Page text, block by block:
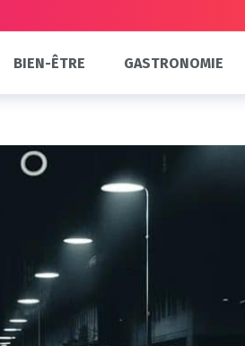
BIEN-ÊTRE GASTRONOMIE